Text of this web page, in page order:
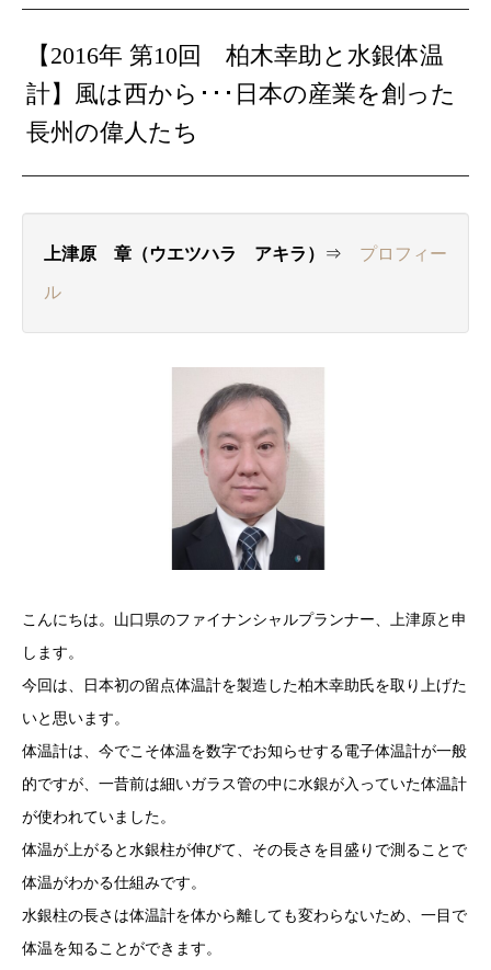
【2016年 第10回 柏木幸助と水銀体温
計】風は西から･･･日本の産業を創った
長州の偉人たち
上津原 章（ウエツハラ アキラ） ⇒ プロフィー
ル
こんにちは。山口県のファイナンシャルプランナー、上津原と申
します。
今回は、日本初の留点体温計を製造した柏木幸助氏を取り上げた
いと思います。
体温計は、今でこそ体温を数字でお知らせする電子体温計が一般
的ですが、一昔前は細いガラス管の中に水銀が入っていた体温計
が使われていました。
体温が上がると水銀柱が伸びて、その長さを目盛りで測ることで
体温がわかる仕組みです。
水銀柱の長さは体温計を体から離しても変わらないため、一目で
体温を知ることができます。